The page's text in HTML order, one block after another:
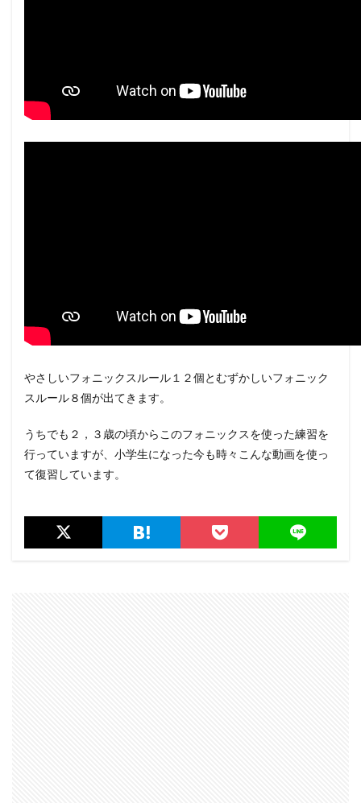
やさしいフォニックスルール１２個とむずかしいフォニック
スルール８個が出てきます。
うちでも２，３歳の頃からこのフォニックスを使った練習を
行っていますが、小学生になった今も時々こんな動画を使っ
て復習しています。